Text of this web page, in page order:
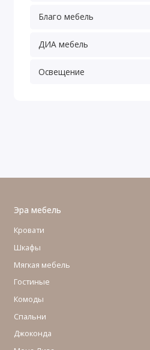
Благо мебель
ДИА мебель
Освещение
Эра мебель
Кровати
Шкафы
Мягкая мебель
Гостиные
Комоды
Cпальни
Джоконда